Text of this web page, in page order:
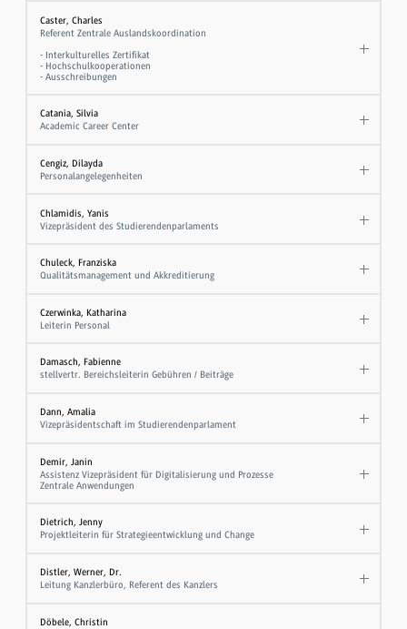
Caster, Charles
Referent Zentrale Auslandskoordination
- Interkulturelles Zertifikat
- Hochschulkooperationen
- Ausschreibungen
Catania, Silvia
Academic Career Center
Cengiz, Dilayda
Personalangelegenheiten
Chlamidis, Yanis
Vizepräsident des Studierendenparlaments
Chuleck, Franziska
Qualitätsmanagement und Akkreditierung
Czerwinka, Katharina
Leiterin Personal
Damasch, Fabienne
stellvertr. Bereichsleiterin Gebühren / Beiträge
Dann, Amalia
Vizepräsidentschaft im Studierendenparlament
Demir, Janin
Assistenz Vizepräsident für Digitalisierung und Prozesse
Zentrale Anwendungen
Dietrich, Jenny
Projektleiterin für Strategieentwicklung und Change
Distler, Werner, Dr.
Leitung Kanzlerbüro, Referent des Kanzlers
Döbele, Christin